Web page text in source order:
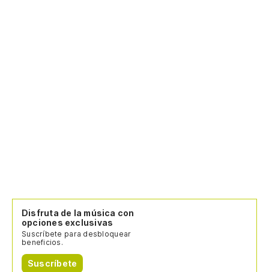
Disfruta de la música con
opciones exclusivas
Suscríbete para desbloquear
beneficios.
Suscríbete